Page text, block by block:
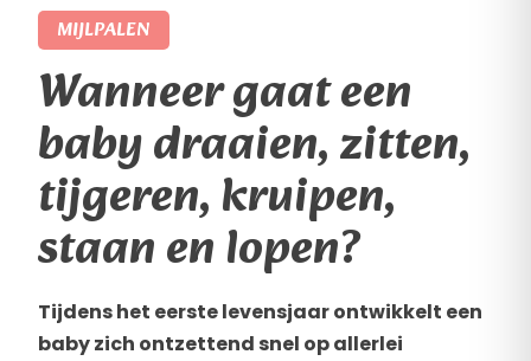
MIJLPALEN
Wanneer gaat een
baby draaien, zitten,
tijgeren, kruipen,
staan en lopen?
Tijdens het eerste levensjaar ontwikkelt een
baby zich ontzettend snel op allerlei